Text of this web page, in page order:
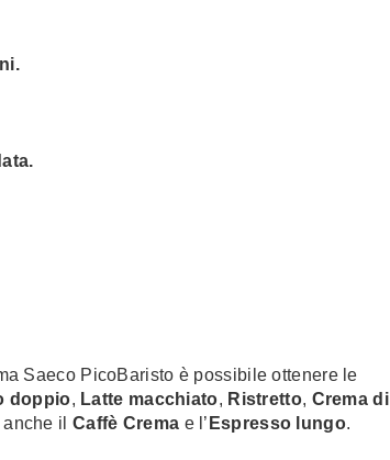
Saeco PicoBaristo è possibile ottenere le
doppio, Latte macchiato, Ristretto, Crema di
il Caffè Crema e l’ Espresso lungo.